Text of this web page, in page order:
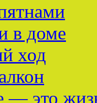
в доме
ход
— это